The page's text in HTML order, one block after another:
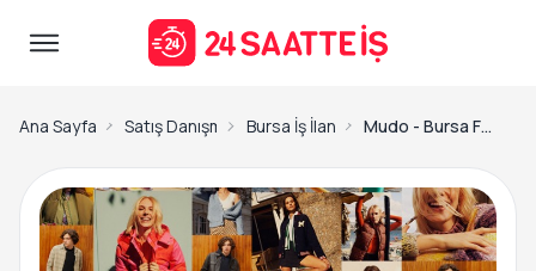
Ana Sayfa Satış Danışmanı İş İlanları
Bursa İş İlanları Mudo - Bursa FSM Concept-Mağaza Satış Danışmanı